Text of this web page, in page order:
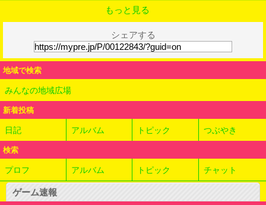
もっと見る
シェアする
地域で検索
みんなの地域広場
新着投稿
日記 アルバム トピック つぶやき
検索
プロフ アルバム トピック チャット
ゲーム速報